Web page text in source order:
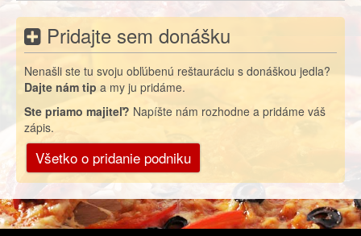
Pridajte sem donášku
Nenašli ste tu svoju obľúbenú reštauráciu s donáškou jedla?
Dajte nám tip a my ju pridáme.
Ste priamo majiteľ? Napíšte nám rozhodne a pridáme váš
zápis.
Všetko o pridanie podniku